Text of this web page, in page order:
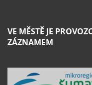
VE MĚSTĚ JE
ZÁZNAMEM